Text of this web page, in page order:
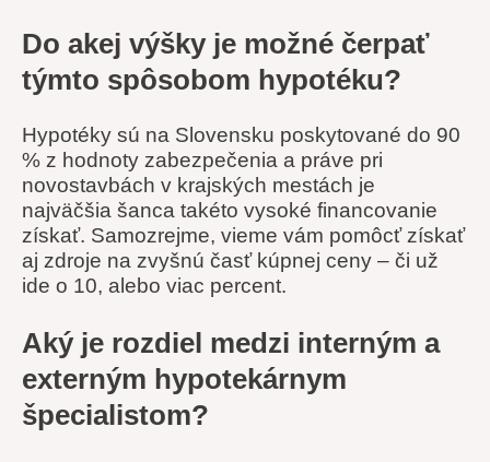
Do akej výšky je možné čerpať
týmto spôsobom hypotéku?
Hypotéky sú na Slovensku poskytované do 90
% z hodnoty zabezpečenia a práve pri
novostavbách v krajských mestách je
najväčšia šanca takéto vysoké financovanie
získať. Samozrejme, vieme vám pomôcť získať
aj zdroje na zvyšnú časť kúpnej ceny – či už
ide o 10, alebo viac percent.
Aký je rozdiel medzi interným a
externým hypotekárnym
špecialistom?